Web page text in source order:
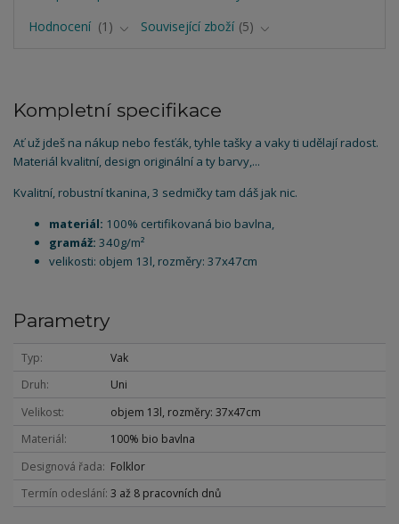
Hodnocení
1 Související zboží 5
Kompletní specifikace
Ať už jdeš na nákup nebo fesťák, tyhle tašky a vaky ti udělají radost.
Materiál kvalitní, design originální a ty barvy,...
Kvalitní, robustní tkanina, 3 sedmičky tam dáš jak nic.
materiál: 100% certifikovaná bio bavlna,
gramáž: 340g/m²
velikosti: objem 13l, rozměry: 37x47cm
Parametry
Typ
Vak
Druh
Uni
Velikost
objem 13l, rozměry: 37x47cm
Materiál
100% bio bavlna
Designová řada
Folklor
Termín odeslání 3 až 8 pracovních dnů